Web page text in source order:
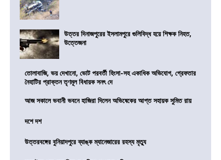
উত্তর দিনাজপুরের ইসলামপুরে গুলিবিদ্ধ হয়ে শিক্ষক নিহত,
উত্তেজনা
তোলাবাজি, ভয় দেখানো, ভোট পরবর্তী হিংসা-সহ একাধিক অভিযোগ, গ্রেফতার
নৈহাটির প্রাক্তন তৃণমূল বিধায়ক সনৎ দে
আজ সকালে ভবানী ভবনে হাজিরা দিলেন অভিষেকের আপ্ত সহায়ক সুমিত রায়
দশে দশ
উত্তরবঙ্গের বুনিয়াদপুরে ব্যাঙ্ক ম্যানেজারের রহস্য মৃত্যু